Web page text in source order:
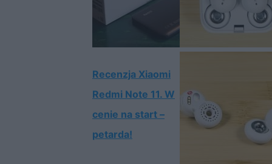
Recenzja Xiaomi
Redmi Note 11. W
cenie na start –
petarda!